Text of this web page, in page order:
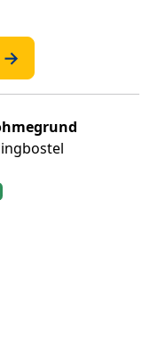
→